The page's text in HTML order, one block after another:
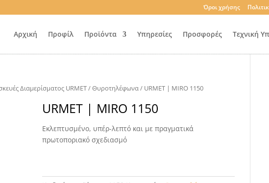
Όροι χρήσης
Αρχική Προφίλ Προϊόντα Υπηρεσίες Προσφορές Τεχνική
Διαμερίσματος URMET/Θυροτηλέφωνα/ URMET | MIRO 1150
URMET | MIRO 1150
Εκλεπτυσμένο, υπέρ-λεπτό και με πραγματικά
πρωτοποριακό σχεδιασμό